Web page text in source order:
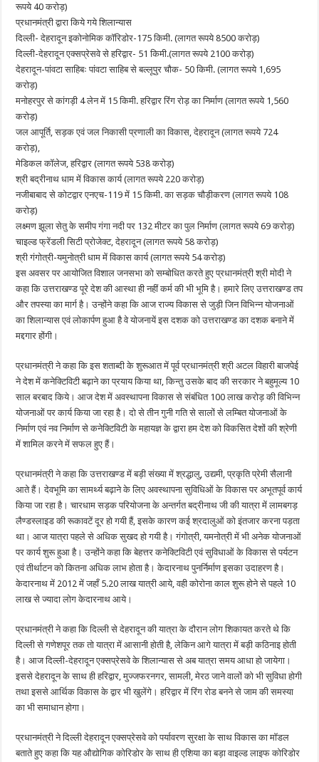
रूपये 40 करोड़)
प्रधानमंत्री द्वारा किये गये शिलान्यास
दिल्ली- देहरादून इकोनोमिक कॉरिडोर-175 किमी. (लागत रूपये 8500 करोड़)
दिल्ली-देहरादून एक्सप्रेसवे से हरिद्वार- 51 किमी.(लागत रूपये 2100 करोड़)
देहरादून-पांवटा साहिबः पांवटा साहिब से बल्लूपुर चौक- 50 किमी. (लागत रूपये 1,695
करोड़)
मनोहरपुर से कांगड़ी 4 लेन में 15 किमी. हरिद्वार रिंग रोड़ का निर्माण (लागत रूपये 1,560
करोड़)
जल आपूर्ति, सड़क एवं जल निकासी प्रणाली का विकास, देहरादून (लागत रूपये 724
करोड़),
मेडिकल कॉलेज, हरिद्वार (लागत रूपये 538 करोड़)
श्री बद्रीनाथ धाम में विकास कार्य (लागत रूपये 220 करोड़)
नजीबाबाद से कोटद्वार एनएच-119 में 15 किमी. का सड़क चौड़ीकरण (लागत रूपये 108
करोड़)
लक्ष्मण झूला सेतु के समीप गंगा नदी पर 132 मीटर का पुल निर्माण (लागत रूपये 69 करोड़)
चाइल्ड फ्रेंडली सिटी प्रोजेक्ट, देहरादून (लागत रूपये 58 करोड़)
श्री गंगोत्री-यमुनोत्री धाम में विकास कार्य (लागत रूपये 54 करोड़)
इस अवसर पर आयोजित विशाल जनसभा को सम्बोधित करते हुए प्रधानमंत्री श्री मोदी ने
कहा कि उत्तराखण्ड पूरे देश की आस्था ही नहीं कर्म की भी भूमि है। हमारे लिए उत्तराखण्ड तप
और तपस्या का मार्ग है। उन्होंने कहा कि आज राज्य विकास से जुड़ी जिन विभिन्न योजनाओं
का शिलान्यास एवं लोकार्पण हुआ है वे योजनायें इस दशक को उत्तराखण्ड का दशक बनाने में
मद्दगार होंगी।
प्रधानमंत्री ने कहा कि इस शताब्दी के शुरूआत में पूर्व प्रधानमंत्री श्री अटल विहारी बाजपेई
ने देश में कनेक्टिविटी बढ़ाने का प्रयाय किया था, किन्तु उसके बाद की सरकार ने बहुमूल्य 10
साल बरबाद किये। आज देश में अवस्थापना विकास से संबंधित 100 लाख करोड़ की विभिन्न
योजनाओं पर कार्य किया जा रहा है। दो से तीन गुनी गति से सालों से लम्बित योजनाओं के
निर्माण एवं नव निर्माण से कनेक्टिविटी के महायज्ञ के द्वारा हम देश को विकसित देशों की श्रेणी
में शामिल करने में सफल हुए हैं।
प्रधानमंत्री ने कहा कि उत्तराखण्ड में बड़ी संख्या में श्रद्धालु, उद्यमी, प्रकृति प्रेमी सैलानी
आते हैं। देवभूमि का सामर्थ्य बढ़ाने के लिए अवस्थापना सुविधिओं के विकास पर अभूतपूर्व कार्य
किया जा रहा है। चारधाम सड़क परियोजना के अन्तर्गत बद्रीनाथ जी की यात्रा में लामबगड़
लैण्डस्लाइड की रूकावटें दूर हो गयी हैं, इसके कारण कई श्रदालुओं को इंतजार करना पड़ता
था। आज यात्रा पहले से अधिक सुखद हो गयी है। गंगोत्री, यमनोत्री में भी अनेक योजनाओं
पर कार्य शुरू हुआ है। उन्होंने कहा कि बेहत्तर कनेक्टिविटी एवं सुविधाओं के विकास से पर्यटन
एवं तीर्थाटन को कितना अधिक लाभ होता है। केदारनाथ पुनर्निर्माण इसका उदाहरण है।
केदारनाथ में 2012 में जहाँ 5.20 लाख यात्री आये, वही कोरोना काल शुरू होने से पहले 10
लाख से ज्यादा लोग केदारनाथ आये।
प्रधानमंत्री ने कहा कि दिल्ली से देहरादून की यात्रा के दौरान लोग शिकायत करते थे कि
दिल्ली से गणेशपूर तक तो यात्रा में आसानी होती है, लेकिन आगे यात्रा में बड़ी कठिनाइ होती
है। आज दिल्ली-देहरादून एक्सप्रेसवे के शिलान्यास से अब यात्रा समय आधा हो जायेगा।
इससे देहरादून के साथ ही हरिद्वार, मुज्जफरनगर, सामली, मेरठ जाने वालों को भी सुविधा होगी
तथा इससे आर्थिक विकास के द्वार भी खुलेंगे। हरिद्वार में रिंग रोड बनने से जाम की समस्या
का भी समाधान होगा।
प्रधानमंत्री ने दिल्ली देहरादून एक्सप्रेसवे को पर्यावरण सुरक्षा के साथ विकास का मॉडल
बताते हुए कहा कि यह औद्योगिक कोरिडोर के साथ ही एशिया का बड़ा वाइल्ड लाइफ कोरिडोर